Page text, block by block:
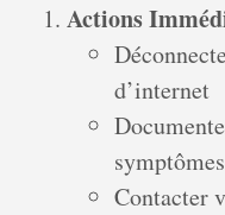
Actions
d’internet
symptômes
Contacter